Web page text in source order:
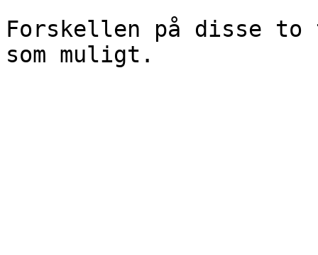
Forskellen på disse